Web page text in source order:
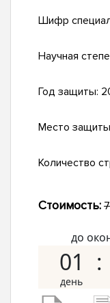
Шифр
Научная
Год защиты:
Место
Количество
Стоимость:
до
01